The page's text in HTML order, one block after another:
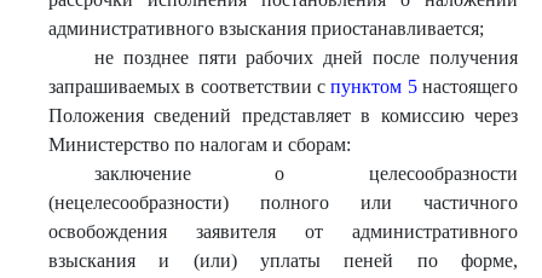
административного взыскания приостанавливается;
не позднее пяти рабочих дней после получения
запрашиваемых в соответствии спунктом 5настоящего
Положения сведений представляет в комиссию через
Министерство по налогам и сборам:
заключение о целесообразности
(нецелесообразности) полного или частичного
освобождения заявителя от административного
взыскания и (или) уплаты пеней по форме,